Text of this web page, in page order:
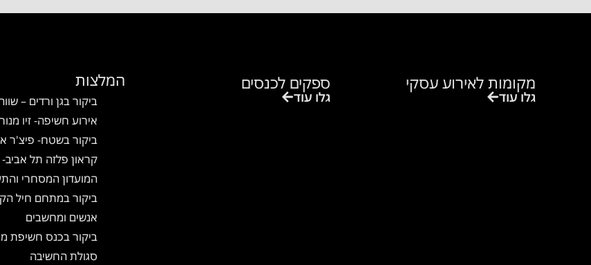
מקומות לאירוע עסקי
גלו עוד
ספקים לכנסים
גלו עוד
המלצות
ביקור בגן ורדים –
אירוע חשיפה- זיו מנור
ביקור בשטח- פיצ'ר
קראון פלזה תל
המועדון המסחרי
ביקור במתחם חיל
אנשים ומחשבים
ביקור בכנס חשיפת
סגולת החשיבה
⏰